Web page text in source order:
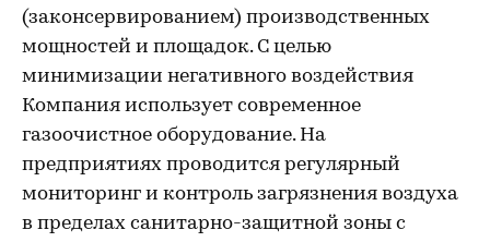
(законсервированием) производственных
мощностей и площадок. С целью
минимизации негативного воздействия
Компания использует современное
газоочистное оборудование. На
предприятиях проводится регулярный
мониторинг и контроль загрязнения воздуха
в пределах санитарно-защитной зоны с